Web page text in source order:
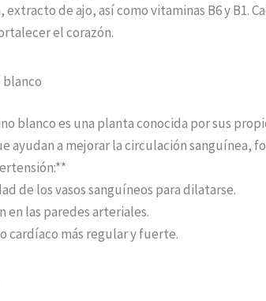
de ajo, así como vitaminas B6 y B1.
el corazón.
blanco
blanco es una planta conocida por sus
ayudan a mejorar la circulación sanguínea,
de los vasos sanguíneos para dilatarse.
en las paredes arteriales.
cardíaco más regular y fuerte.